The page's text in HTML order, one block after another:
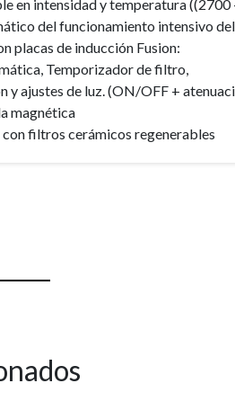
en intensidad y temperatura ((2700
del funcionamiento intensivo
placas de inducción Fusion:
Temporizador de filtro,
y ajustes de luz. (ON/OFF +
magnética
filtros cerámicos regenerables